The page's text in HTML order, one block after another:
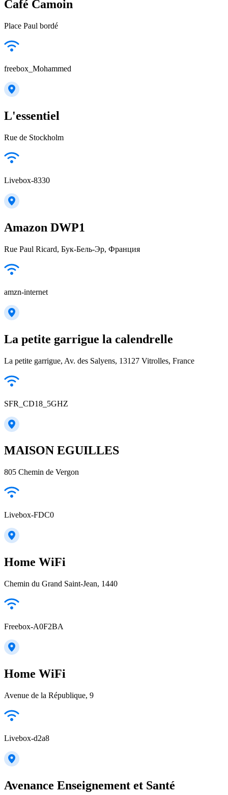
Café Camoin
Place Paul bordé
freebox_Mohammed
L'essentiel
Rue de Stockholm
Livebox-8330
Amazon DWP1
Rue Paul Ricard, Бук-Бель-Эр, Франция
amzn-internet
La petite garrigue la calendrelle
La petite garrigue, Av. des Salyens, 13127 Vitrolles, France
SFR_CD18_5GHZ
MAISON EGUILLES
805 Chemin de Vergon
Livebox-FDC0
Home WiFi
Chemin du Grand Saint-Jean, 1440
Freebox-A0F2BA
Home WiFi
Avenue de la République, 9
Livebox-d2a8
Avenance Enseignement et Santé